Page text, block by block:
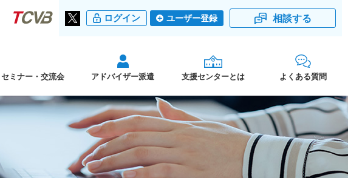
ログイン ユーザー登録 相談する
セミナー・交流会 アドバイザー派遣 支援センターとは よくある質問